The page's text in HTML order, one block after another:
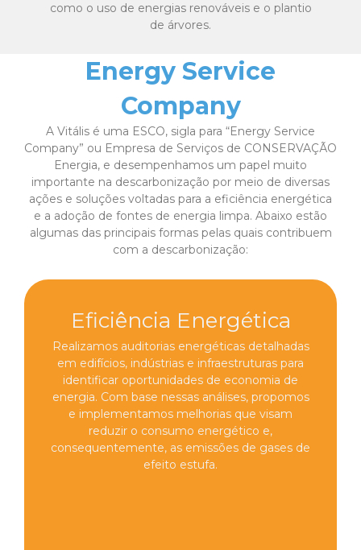
como o uso de energias renováveis e o plantio
de árvores.
Energy Service
Company
A Vitális é uma ESCO, sigla para “Energy Service
Company” ou Empresa de Serviços de CONSERVAÇÃO
Energia, e desempenhamos um papel muito
importante na descarbonização por meio de diversas
ações e soluções voltadas para a eficiência energética
e a adoção de fontes de energia limpa. Abaixo estão
algumas das principais formas pelas quais contribuem
com a descarbonização:
Eficiência Energética
Realizamos auditorias energéticas detalhadas
em edifícios, indústrias e infraestruturas para
identificar oportunidades de economia de
energia. Com base nessas análises, propomos
e implementamos melhorias que visam
reduzir o consumo energético e,
consequentemente, as emissões de gases de
efeito estufa.